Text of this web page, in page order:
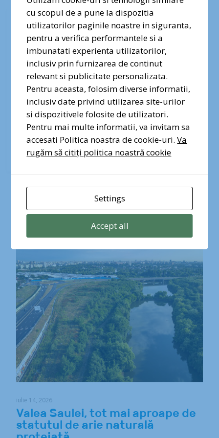
#FabricaDeViataAOrasului
Share
iulie 14, 2026
Valea Saulei, tot mai aproape de
statutul de arie naturală
Dragi prieteni ai naturii urbane,
vocea voastră contează. Semnați
și distribuiți petiția pentru
protecția Pădurii Băneasa!
Semnez pentru Pădurea
Băneasa
cu scopul de a pune la dispozitia
utilizatorilor paginile noastre in siguranta,
pentru a verifica performantele si a
imbunatati experienta utilizatorilor,
inclusiv prin furnizarea de continut
relevant si publicitate personalizata.
Pentru aceasta, folosim diverse informatii,
inclusiv date privind utilizarea site-urilor
si dispozitivele folosite de utilizatori.
Pentru mai multe informatii, va invitam sa
accesati Politica noastra de cookie-uri.Va
rugăm să citiți politica noastră cookie
Settings
Accept all